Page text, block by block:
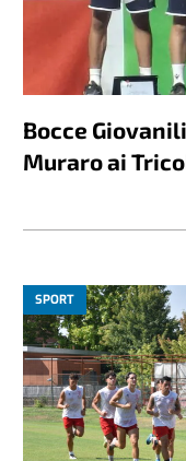
Bocce
Muraro ai
SPORT